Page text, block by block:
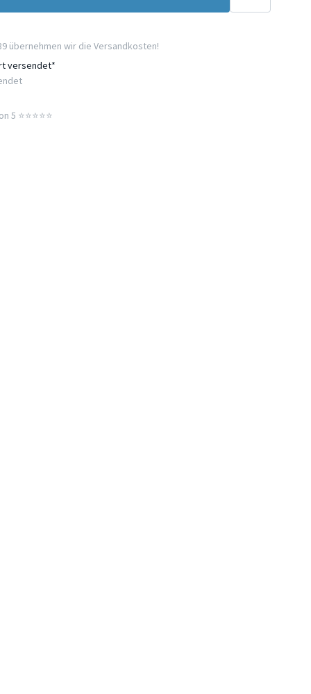
übernehmen wir die Versandkosten!
versendet*
⭐️⭐️⭐️⭐️⭐️